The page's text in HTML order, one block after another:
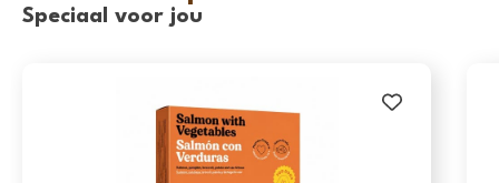
Speciaal voor jou